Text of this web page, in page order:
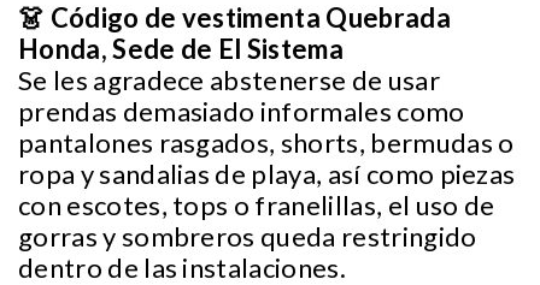
👗 Código de vestimenta Quebrada
Honda, Sede de El Sistema
Se les agradece abstenerse de usar
prendas demasiado informales como
pantalones rasgados, shorts, bermudas o
ropa y sandalias de playa, así como piezas
con escotes, tops o franelillas, el uso de
gorras y sombreros queda restringido
dentro de las instalaciones.